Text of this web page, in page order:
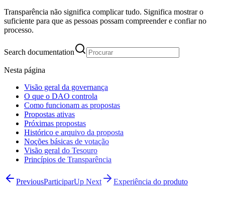
Transparência não significa complicar tudo. Significa mostrar o
suficiente para que as pessoas possam compreender e confiar no
processo.
Search documentation
Nesta página
Visão geral da governança
O que o DAO controla
Como funcionam as propostas
Propostas ativas
Próximas propostas
Histórico e arquivo da proposta
Noções básicas de votação
Visão geral do Tesouro
Princípios de Transparência
PreviousParticiparUp Next Experiência do produto